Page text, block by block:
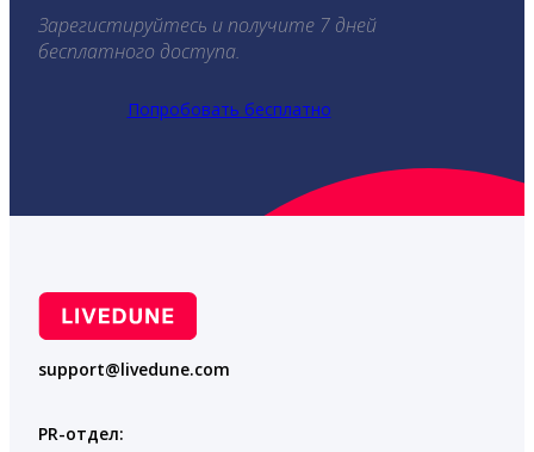
Зарегистируйтесь и получите 7 дней
бесплатного доступа.
Попробовать бесплатно
support@livedune.com
PR-отдел: